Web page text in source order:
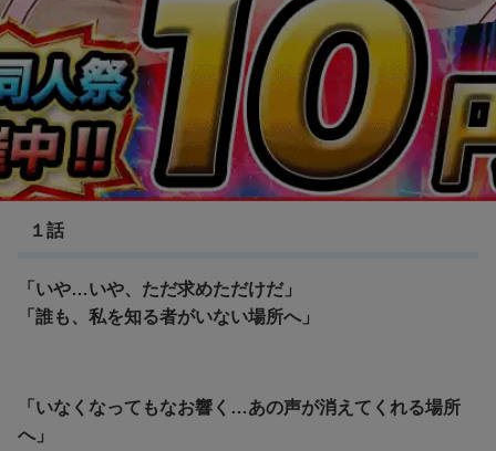
メイドインアビス 烈日の黄金郷(２期)
１話
「いや…いや、ただ求めただけだ」
「 誰も、私を知る者がいない場所へ」
「いなくなってもなお響く…あの声が消えてくれる場所
へ」